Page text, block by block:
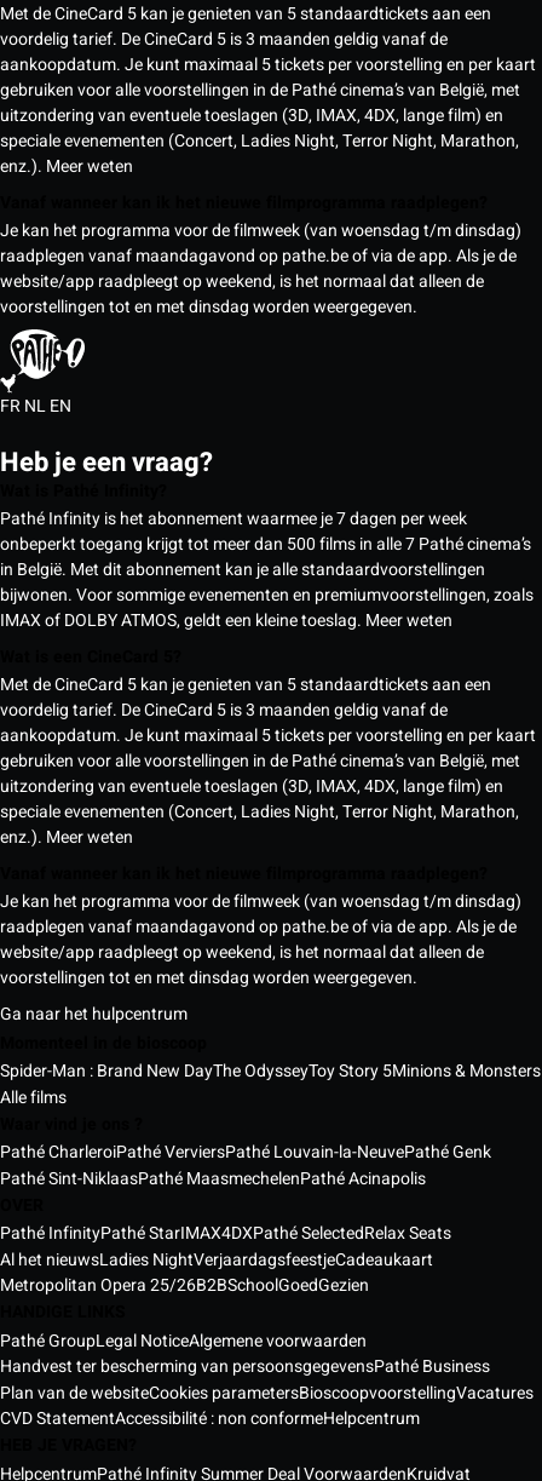
Met de CineCard 5 kan je genieten van 5 standaardtickets aan een
voordelig tarief. De CineCard 5 is 3 maanden geldig vanaf de
aankoopdatum. Je kunt maximaal 5 tickets per voorstelling en per kaart
gebruiken voor alle voorstellingen in de Pathé cinema’s van België, met
uitzondering van eventuele toeslagen (3D, IMAX, 4DX, lange film) en
speciale evenementen (Concert, Ladies Night, Terror Night, Marathon,
enz.). Meer weten
Je kan het programma voor de filmweek (van woensdag t/m dinsdag)
raadplegen vanaf maandagavond op pathe.be of via de app. Als je de
website/app raadpleegt op weekend, is het normaal dat alleen de
voorstellingen tot en met dinsdag worden weergegeven.
FRNLEN
Heb je een vraag?
Pathé Infinity is het abonnement waarmee je 7 dagen per week
onbeperkt toegang krijgt tot meer dan 500 films in alle 7 Pathé cinema’s
in België. Met dit abonnement kan je alle standaardvoorstellingen
bijwonen. Voor sommige evenementen en premiumvoorstellingen, zoals
IMAX of DOLBY ATMOS, geldt een kleine toeslag. Meer weten
Met de CineCard 5 kan je genieten van 5 standaardtickets aan een
voordelig tarief. De CineCard 5 is 3 maanden geldig vanaf de
aankoopdatum. Je kunt maximaal 5 tickets per voorstelling en per kaart
gebruiken voor alle voorstellingen in de Pathé cinema’s van België, met
uitzondering van eventuele toeslagen (3D, IMAX, 4DX, lange film) en
speciale evenementen (Concert, Ladies Night, Terror Night, Marathon,
enz.). Meer weten
Je kan het programma voor de filmweek (van woensdag t/m dinsdag)
raadplegen vanaf maandagavond op pathe.be of via de app. Als je de
website/app raadpleegt op weekend, is het normaal dat alleen de
voorstellingen tot en met dinsdag worden weergegeven.
Ga naar het hulpcentrum
Spider-Man : Brand New DayThe OdysseyToy Story 5Minions & Monsters
Alle films
Pathé CharleroiPathé VerviersPathé Louvain-la-NeuvePathé Genk
Pathé Sint-NiklaasPathé MaasmechelenPathé Acinapolis
Pathé InfinityPathé StarIMAX4DXPathé SelectedRelax Seats
Al het nieuwsLadies NightVerjaardagsfeestjeCadeaukaart
Metropolitan Opera 25/26B2BSchoolGoedGezien
Pathé GroupLegal NoticeAlgemene voorwaarden
Handvest ter bescherming van persoonsgegevensPathé Business
Plan van de websiteCookies parametersBioscoopvoorstellingVacatures
CVD StatementAccessibilité : non conformeHelpcentrum
HelpcentrumPathé Infinity Summer Deal VoorwaardenKruidvat